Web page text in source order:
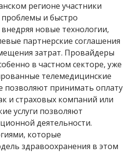
регионе участники
и быстро
новые технологии,
партнерские соглашения
затрат. Провайдеры
в частном секторе, уже
телемедицинские
позволяют принимать оплату
и страховых компаний или
услуги позволяют
деятельности.
которые
здравоохранения в этом